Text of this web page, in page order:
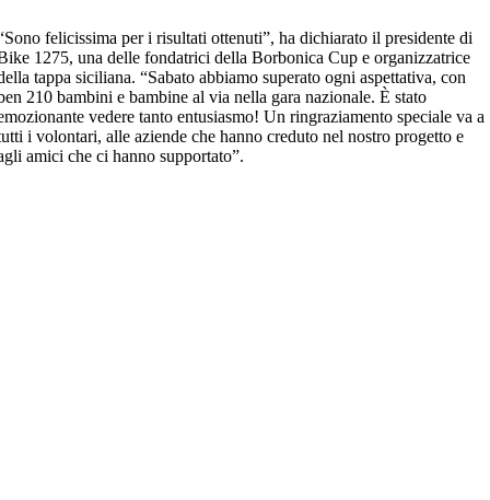
felicissima per i risultati ottenuti”, ha dichiaratoil presidente di
1275, una delle fondatrici della Borbonica Cup e organizzatrice
tappa siciliana.“Sabato abbiamo superato ogni aspettativa, con
210 bambini e bambine al via nella gara nazionale. È stato
vedere tanto entusiasmo! Un ringraziamento speciale va a
i volontari, alle aziende che hanno creduto nel nostro progetto e
amici che ci hanno supportato”.